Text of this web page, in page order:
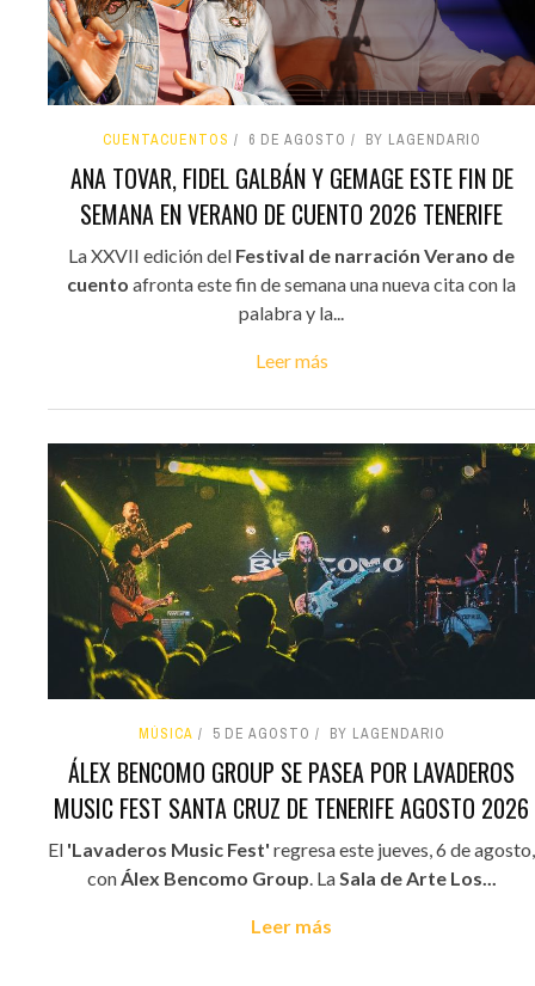
CUENTACUENTOS 6 DE AGOSTO BY LAGENDARIO
ANA TOVAR, FIDEL GALBÁN Y GEMAGE ESTE FIN DE
SEMANA EN VERANO DE CUENTO 2026 TENERIFE
La XXVII edición del Festival de narración Verano de
cuento afronta este fin de semana una nueva cita con la
palabra y la...
Leer más
MÚSICA 5 DE AGOSTO BY LAGENDARIO
ÁLEX BENCOMO GROUP SE PASEA POR LAVADEROS
MUSIC FEST SANTA CRUZ DE TENERIFE AGOSTO 2026
El 'Lavaderos Music Fest' regresa este jueves, 6 de agosto,
conÁlex Bencomo Group. LaSala de Arte Los...
Leer más